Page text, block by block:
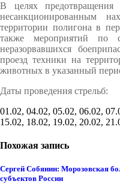
В целях предотвращения
несанкционированным
территории полигона в
также мероприятий по
неразорвавшихся
проезд техники на
животных в указанный
Даты проведения стрельб:
01.02, 04.02, 05.02, 06.02,
15.02, 18.02, 19.02, 20.02,
Похожая запись
Сергей Собянин: Морозовская
субъектов России